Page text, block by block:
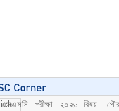
এসএসসি পরীক্ষা ২০২৬ বিষয়: